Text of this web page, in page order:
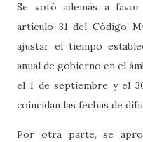
Se votó además a
artículo 31 del Código
ajustar el tiempo
anual de gobierno en el
el 1 de septiembre y el
coincidan las fechas de
Por otra parte, se